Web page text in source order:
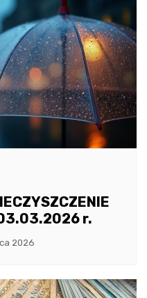
03.03.2026 r.
2026